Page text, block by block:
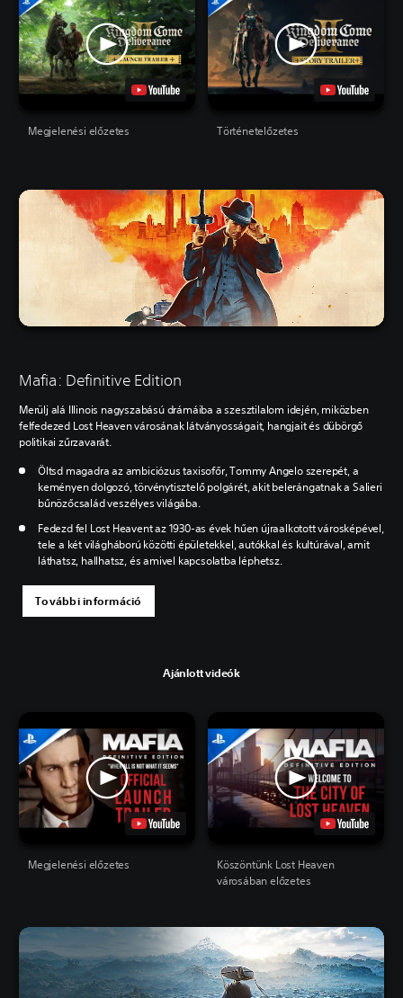
Megjelenési előzetes Történetelőzetes
Mafia: Definitive Edition
Merülj alá Illinois nagyszabású drámáiba a szesztilalom idején, miközben
felfedezed Lost Heaven városának látványosságait, hangjait és dübörgő
politikai zűrzavarát.
Öltsd magadra az ambiciózus taxisofőr, Tommy Angelo szerepét, a
keményen dolgozó, törvénytisztelő polgárét, akit belerángatnak a Salieri
bűnözőcsalád veszélyes világába.
Fedezd fel Lost Heavent az 1930-as évek hűen újraalkotott városképével,
tele a két világháború közötti épületekkel, autókkal és kultúrával, amit
láthatsz, hallhatsz, és amivel kapcsolatba léphetsz.
További információ
Ajánlott videók
Megjelenési előzetes
Köszöntünk Lost Heaven
városában előzetes